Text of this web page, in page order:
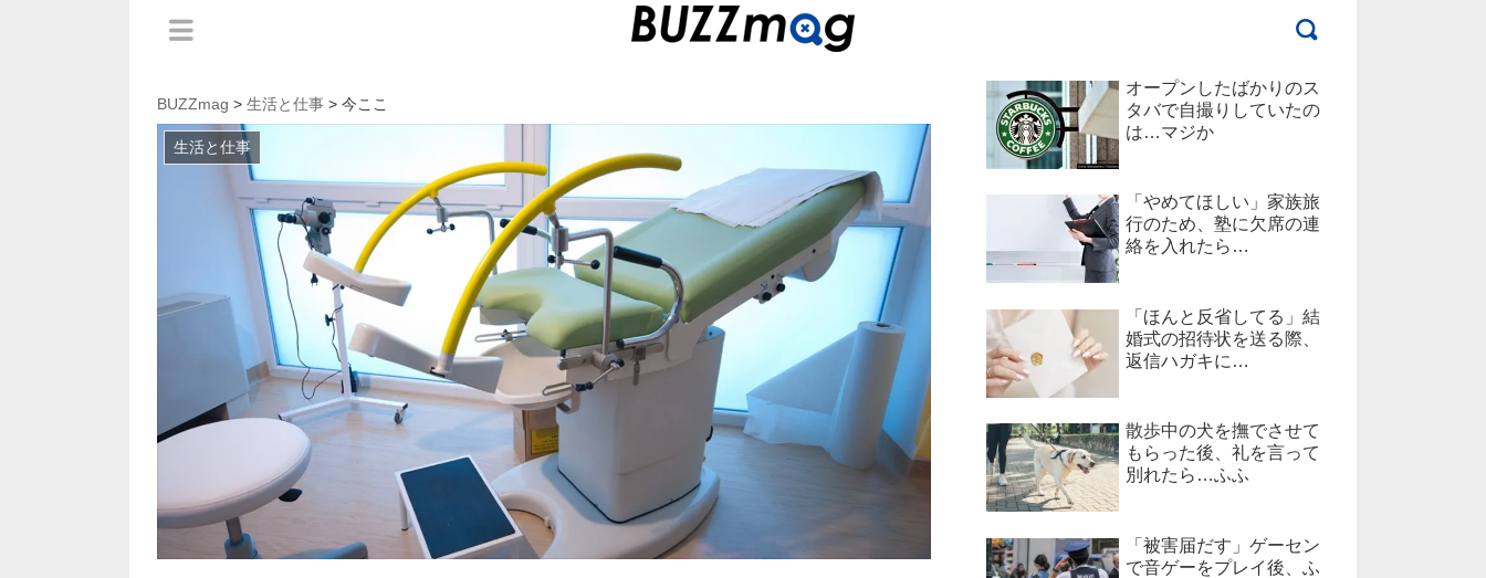
BUZZmag > 生活と仕事 > 今ここ
生活と仕事
オープンしたばかりのス
タバで自撮りしていたの
は…マジか
「やめてほしい」家族旅
行のため、塾に欠席の連
絡を入れたら…
「ほんと反省してる」結
婚式の招待状を送る際、
返信ハガキに…
散歩中の犬を撫でさせて
もらった後、礼を言って
別れたら…ふふ
「被害届だす」ゲーセン
で音ゲーをプレイ後、ふ